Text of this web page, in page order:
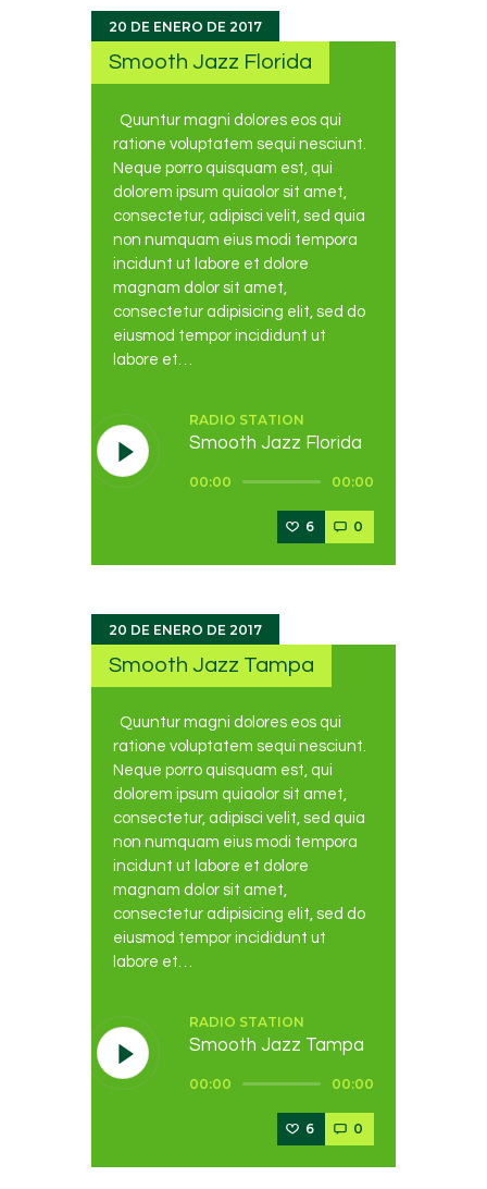
20 DE ENERO DE 2017
Smooth Jazz Florida
Quuntur magni dolores eos qui
ratione voluptatem sequi nesciunt.
Neque porro quisquam est, qui
dolorem ipsum quiaolor sit amet,
consectetur, adipisci velit, sed quia
non numquam eius modi tempora
incidunt ut labore et dolore
magnam dolor sit amet,
consectetur adipisicing elit, sed do
eiusmod tempor incididunt ut
labore et…
RADIO STATION
Smooth Jazz Florida
00:00 00:00
6 0
20 DE ENERO DE 2017
Smooth Jazz Tampa
Quuntur magni dolores eos qui
ratione voluptatem sequi nesciunt.
Neque porro quisquam est, qui
dolorem ipsum quiaolor sit amet,
consectetur, adipisci velit, sed quia
non numquam eius modi tempora
incidunt ut labore et dolore
magnam dolor sit amet,
consectetur adipisicing elit, sed do
eiusmod tempor incididunt ut
labore et…
RADIO STATION
Smooth Jazz Tampa
00:00 00:00
6 0